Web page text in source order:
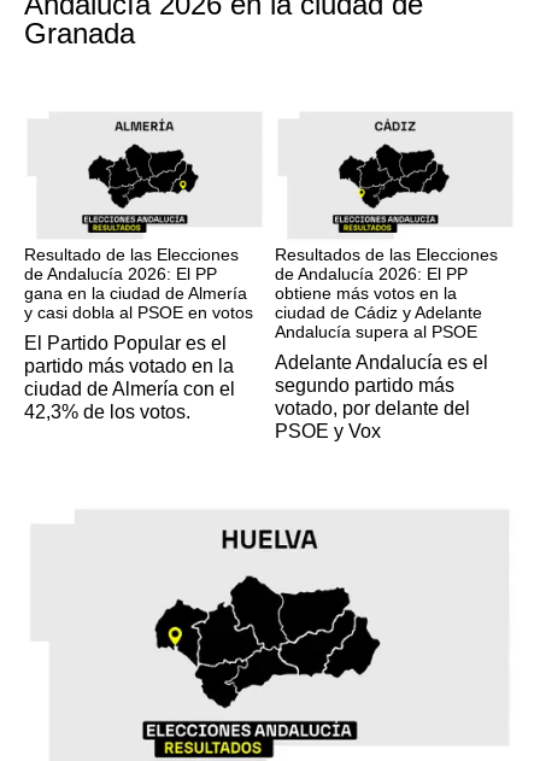
Granada
Resultado de las Elecciones
de Andalucía 2026: El PP
gana en la ciudad de Almería
y casi dobla al PSOE en votos
El Partido Popular es el
partido más votado en la
ciudad de Almería con el
42,3% de los votos.
Resultados de las Elecciones
de Andalucía 2026: El PP
obtiene más votos en la
ciudad de Cádiz y Adelante
Andalucía supera al PSOE
Adelante Andalucía es el
segundo partido más
votado, por delante del
PSOE y Vox